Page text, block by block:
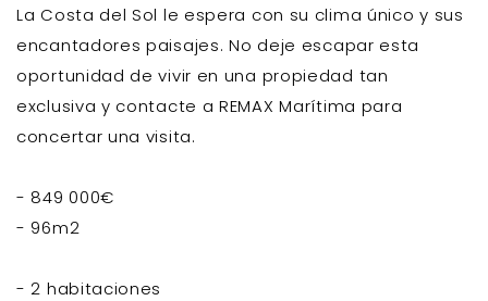
La Costa del Sol le espera con su clima único y sus
encantadores paisajes. No deje escapar esta
oportunidad de vivir en una propiedad tan
exclusiva y contacte a REMAX Marítima para
concertar una visita.
- 849 000€
- 96m2
- 2 habitaciones